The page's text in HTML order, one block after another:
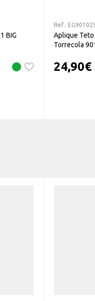
BIG
Ref.:
Aplique Teto
Torrecola
24,90€